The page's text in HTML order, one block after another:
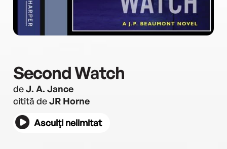
Second Watch
deJ. A. Jance
citită deJR Horne
Asculți nelimitat